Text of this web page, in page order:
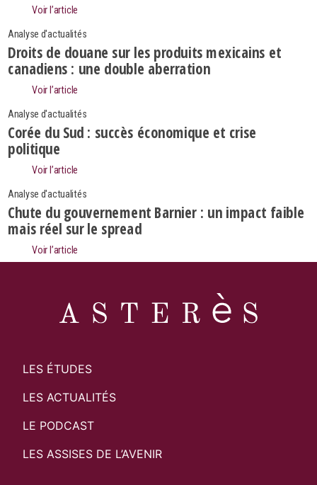
Voir l’article
Analyse d'actualités
Droits de douane sur les produits mexicains et
canadiens : une double aberration
Voir l’article
Analyse d'actualités
Corée du Sud : succès économique et crise
politique
Voir l’article
Analyse d'actualités
Chute du gouvernement Barnier : un impact faible
mais réel sur le spread
Voir l’article
LES ÉTUDES
LES ACTUALITÉS
LE PODCAST
LES ASSISES DE L’AVENIR
Search